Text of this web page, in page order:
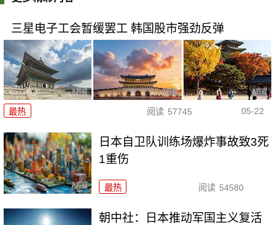
三星电子工会暂缓罢工 韩国股市强劲反弹
最热 阅读 57745 05-22
日本自卫队训练场爆炸事故致3死
1重伤
最热 阅读 54580
朝中社：日本推动军国主义复活